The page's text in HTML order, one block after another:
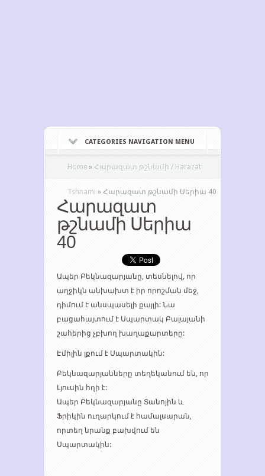
CATEGORIES NAVIGATION MENU
Home » Հարազատ թշնամի / Harazat
Tshnami » Հարազատ թշնամի Սերիա 40
Հարազատ
թշնամի Սերիա
40
Ապեր Բեկնազարյանը, տեսնելով, որ
աղջիկն անխախտ է իր որոշման մեջ,
դիմում է անսպասելի քայլի: Նա
բացահայտում է Սպարտակ Բալայանի
շահերից չբխող խաղաքարտերը:
Էմիլին լքում է Սպարտակին:
Բեկնազարյանները տեղեկանում են, որ
Լյուսին հղի է:
Ապեր Բեկնազարյանը Տանոյին և
Ֆրիկին ուղարկում է համալսարան,
որտեղ նրանք բախվում են
Սպարտակին: